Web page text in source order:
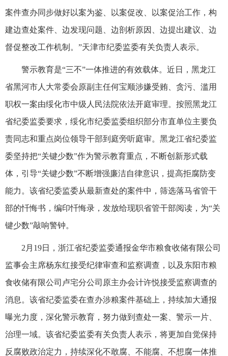
案件查办同步做好以案为鉴、以案促改、以案促治工作，构
建边查处案件、边发现问题、边剖析原因、边提出建议、边
督促整改工作机制。”天津市纪委监委有关负责人表示。
警示教育是“三不”一体推进的有效载体。近日，黑龙江
省黑河市人大常委会原副主任何宝顺涉嫌受贿、贪污、滥用
职权一案由绥化市中级人民法院依法开庭审理。按照黑龙江
省纪委监委要求，绥化市纪委监委组织部分市直单位主要负
责同志和重点岗位领导干部到庭旁听庭审。黑龙江省纪委监
委坚持把“关键少数”作为警示教育重点，不断创新形式载
体，引导“关键少数”不断增强廉洁自律意识，提高拒腐防变
能力。该省纪委监委从最新查处的案件中，筛选落马省管干
部的忏悔书，编印忏悔录，发放给现职省管干部阅读，为“关
键少数”敲响警钟。
2月19日，浙江省纪委监委通报金华市粮食收储有限公司
监事会主席杨东红接受纪律审查和监察调查，以及东阳市粮
食收储有限公司卢宅分公司原主办会计许悦接受监察调查的
消息。该省纪委监委在查办涉粮案件基础上，持续加大通报
曝光力度，深化警示教育，努力做到查处一案、警示一片、
治理一域。该省纪委监委有关负责人表示，将更加自觉保持
反腐败政治定力，持续深化不敢腐、不能腐、不想腐一体推